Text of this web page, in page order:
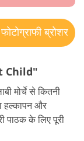
फोटोग्राफी ब्रोशर
Child"
मोर्चे से कितनी
हल्कापन और
पाठक के लिए पूरी